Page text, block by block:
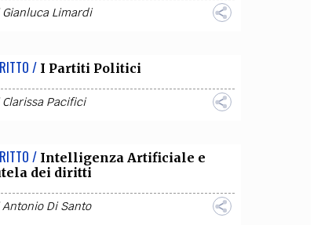
Gianluca Limardi
/ I Partiti Politici
Clarissa Pacifici
/ Intelligenza Artificiale e
dei diritti
Antonio Di Santo